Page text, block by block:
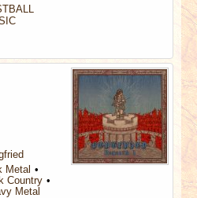
Metal
Country
Metal